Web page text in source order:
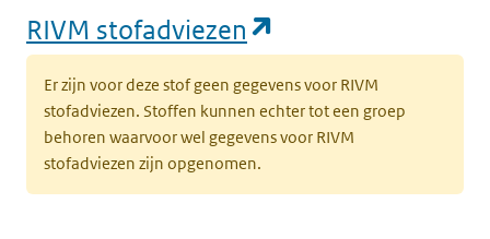
RIVM stofadviezen
Er zijn voor deze stof geen gegevens voor RIVM
stofadviezen. Stoffen kunnen echter tot een groep
behoren waarvoor wel gegevens voor RIVM
stofadviezen zijn opgenomen.